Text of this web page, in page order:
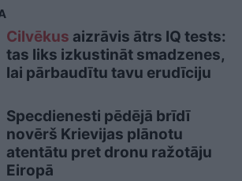
Cilvēkus aizrāvis ātrs IQ tests:
tas liks izkustināt smadzenes,
lai pārbaudītu tavu erudīciju
Specdienesti pēdējā brīdī
novērš Krievijas plānotu
atentātu pret dronu ražotāju
Eiropā